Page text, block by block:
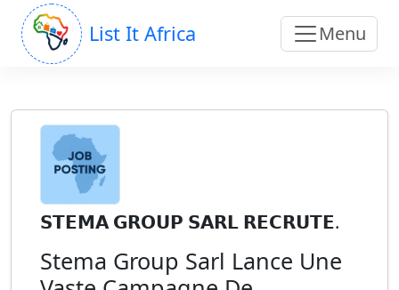
List It Africa Menu
𝗦𝗧𝗘𝗠𝗔 𝗚𝗥𝗢𝗨𝗣 𝗦𝗔𝗥𝗟 𝗥𝗘𝗖𝗥𝗨𝗧𝗘.
Stema Group Sarl Lance Une